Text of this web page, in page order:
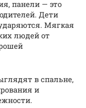
панели — это
Дети
Мягкая
людей от
в спальне,
и